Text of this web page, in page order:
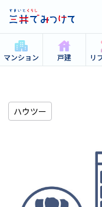
マンション 戸建 リ
ハウツー